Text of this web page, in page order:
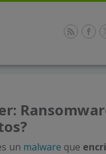
un malware que